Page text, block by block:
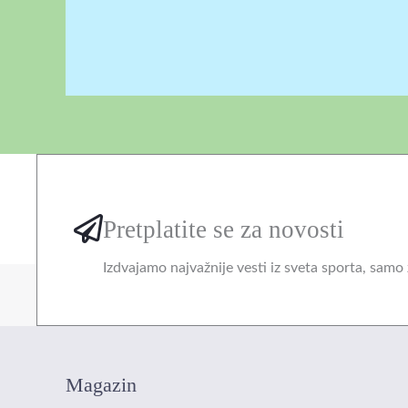
Pretplatite se za novosti
Izdvajamo najvažnije vesti iz sveta sporta, samo
Magazin